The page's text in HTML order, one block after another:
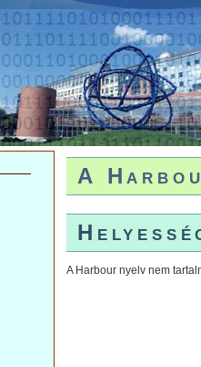
A
A Harbour nyelv nem